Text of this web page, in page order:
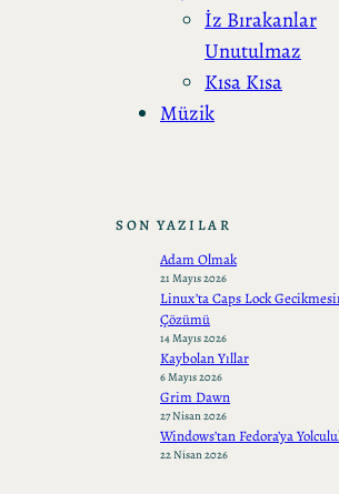
İz Bırakanlar
Unutulmaz
Kısa Kısa
Müzik
SON YAZILAR
Adam Olmak
21 Mayıs 2026
Linux’ta Caps Lock
Çözümü
14 Mayıs 2026
Kaybolan Yıllar
6 Mayıs 2026
Grim Dawn
27 Nisan 2026
Windows’tan Fedora’ya
22 Nisan 2026